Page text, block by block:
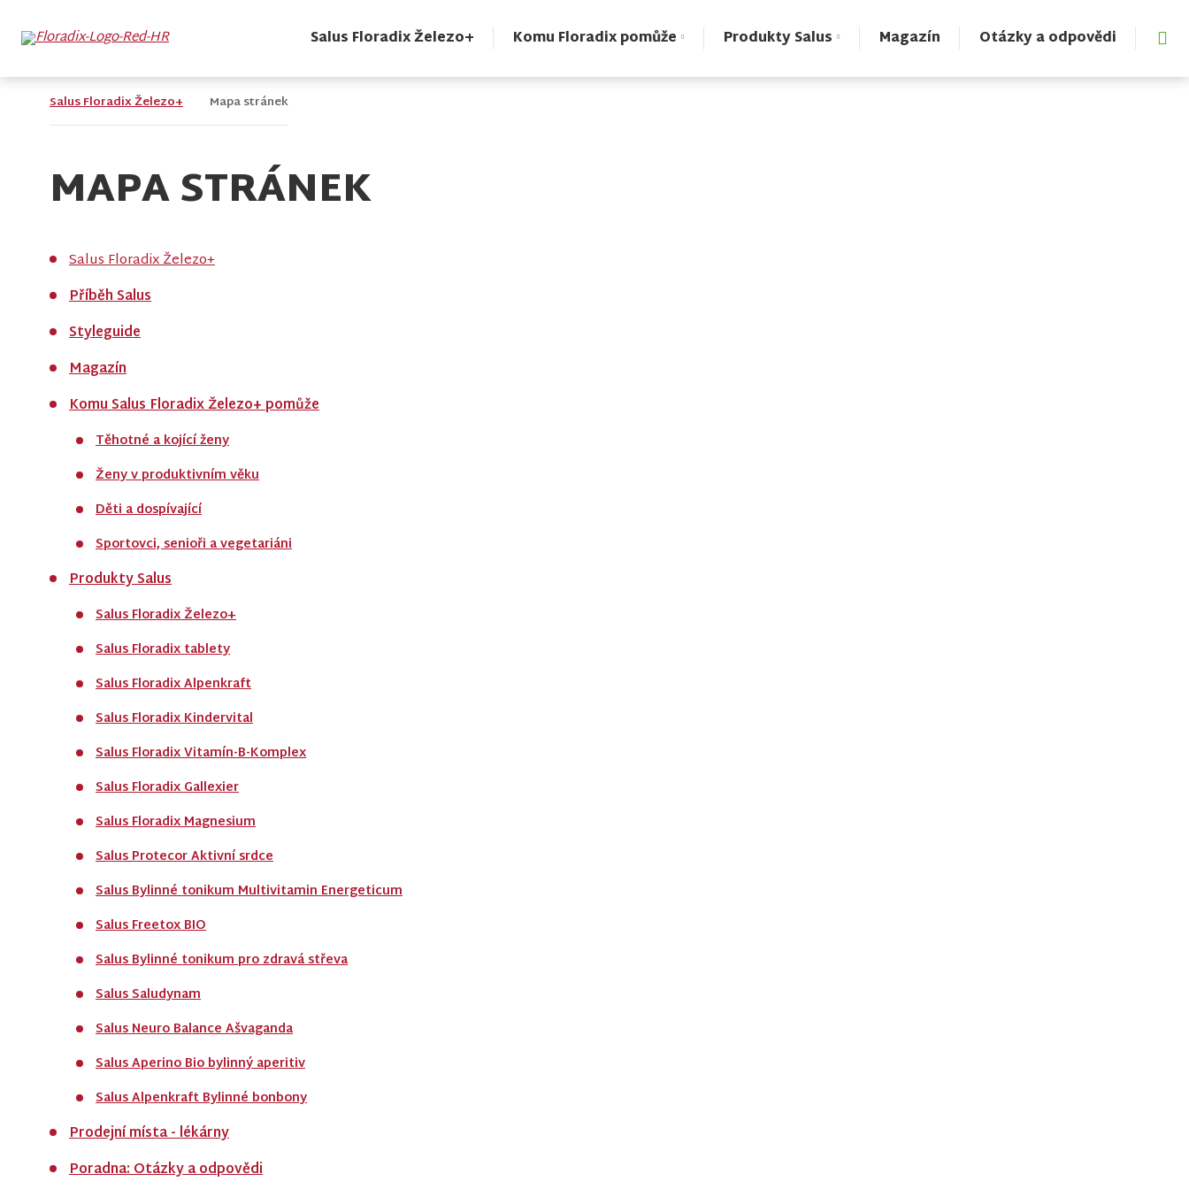
Salus Floradix Železo+ Komu Floradix pomůže Produkty Salus Magazín Otázky a odpovědi
Salus Floradix Železo+ Mapa stránek
MAPA STRÁNEK
Salus Floradix Železo+
Příběh Salus
Styleguide
Magazín
Komu Salus Floradix Železo+ pomůže
Těhotné a kojící ženy
Ženy v produktivním věku
Děti a dospívající
Sportovci, senioři a vegetariáni
Produkty Salus
Salus Floradix Železo+
Salus Floradix tablety
Salus Floradix Alpenkraft
Salus Floradix Kindervital
Salus Floradix Vitamín-B-Komplex
Salus Floradix Gallexier
Salus Floradix Magnesium
Salus Protecor Aktivní srdce
Salus Bylinné tonikum Multivitamin Energeticum
Salus Freetox BIO
Salus Bylinné tonikum pro zdravá střeva
Salus Saludynam
Salus Neuro Balance Ašvaganda
Salus Aperino Bio bylinný aperitiv
Salus Alpenkraft Bylinné bonbony
Prodejní místa - lékárny
Poradna: Otázky a odpovědi